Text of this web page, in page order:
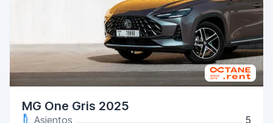
MG One Gris 2025
Asientos
5